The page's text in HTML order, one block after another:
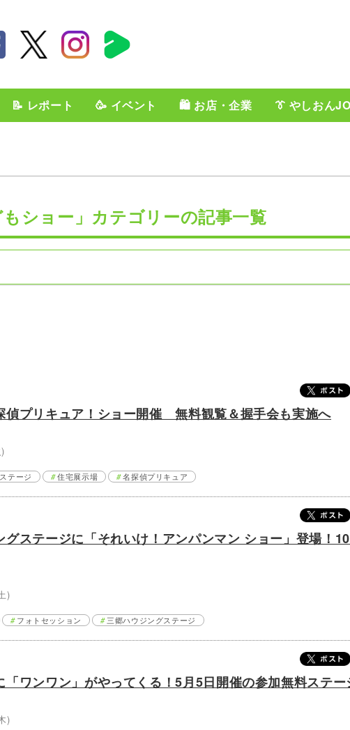
📝 レポート 🥳 イベント 🛍️ お店・企業 👔 やしおん
もショー」カテゴリーの記事一覧
偵プリキュア！ショー開催 無料観覧＆握手会も実施へ
テージ 住宅展示場 名探偵プリキュア
グステージに「それいけ！アンパンマン ショー」登場！
)
フォトセッション 三郷ハウジングステージ
「ワンワン」がやってくる！5月5日開催の参加無料ステー
)